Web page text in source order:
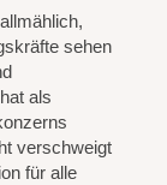
sehen
als
verschweigt
für alle